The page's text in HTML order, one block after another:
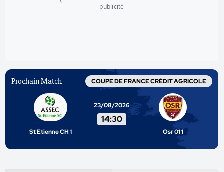
publicité
Prochain Match COUPE DE FRANCE CRÉDIT AGRICOLE
St Etienne CH 1
23/08/2026
14:30
Osr 01 1